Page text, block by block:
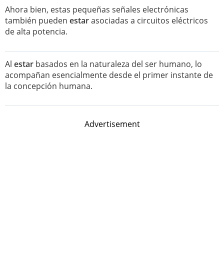
Ahora bien, estas pequeñas señales electrónicas
también pueden estarasociadas a circuitos eléctricos
de alta potencia.
Al estar basados en la naturaleza del ser humano, lo
acompañan esencialmente desde el primer instante de
la concepción humana.
Advertisement